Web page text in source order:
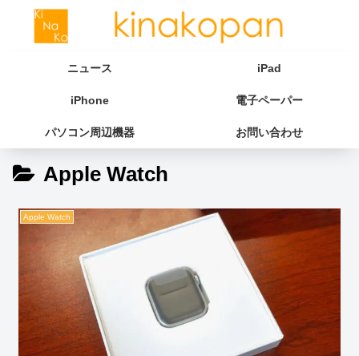
ニュース iPad
iPhone 電子ペーパー
パソコン周辺機器 お問い合わせ
Apple Watch
Apple Watch